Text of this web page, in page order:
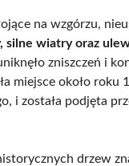
na wzgórzu,
silne wiatry oraz
zniszczeń i
miejsce około roku
i została podjęta
drzew